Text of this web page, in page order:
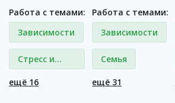
Работа с темами:
Зависимости
Стресс и
депрессия
ещё 16
Работа с темами:
Зависимости
Семья
ещё 31